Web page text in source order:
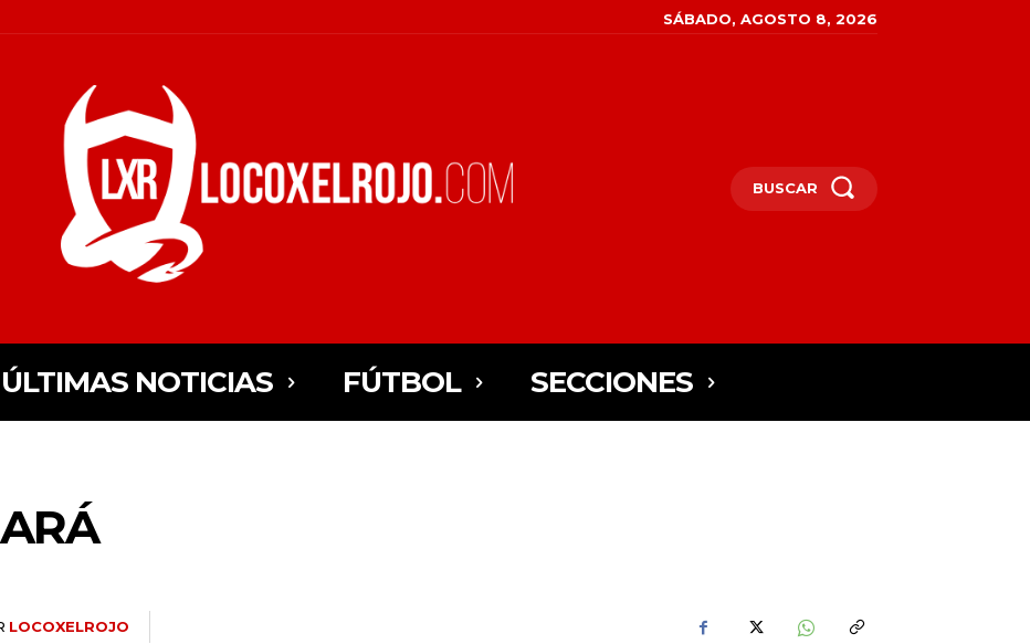
SÁBADO, AGOSTO 8, 2026
BUSCAR
ÚLTIMAS NOTICIAS FÚTBOL SECCIONES
LOCOXELROJO